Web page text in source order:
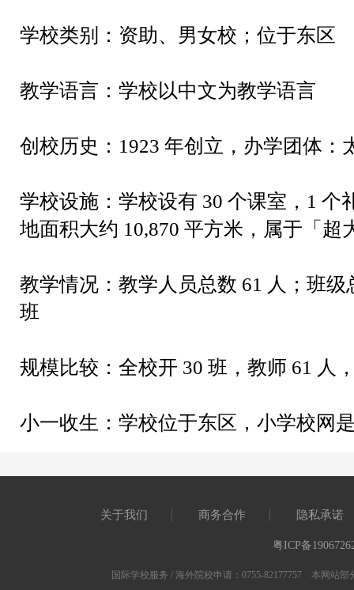
学校类别：资助、男女校；位于东区
教学语言：学校以中文为教学语言
创校历史：1923 年创立，办学团体：
学校设施： 学校设有 30 个课室， 1 个
地面积大约 10,870 平方米，属于「超
教学情况： 教学人员总数 61 人；班
班
规模比较： 全校开 30 班，教师 61 人
小一收生： 学校位于东区，小学校网
关于我们 商务合作 隐私承诺
粤ICP备
国际学校服务 / 海外院校申请：0755-82177757 本网站